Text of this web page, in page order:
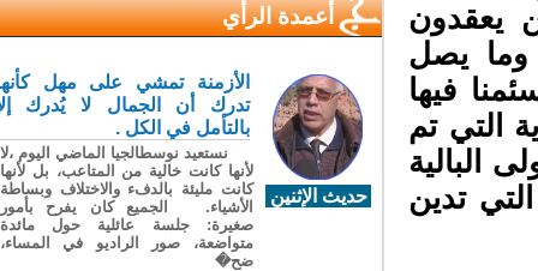
يعقدون
يصل
فيها
التي تم
البالية
تدين
أعمدة الرأي
حديث الإثنين
الأزمنة تمشي على مهل كأنها
تدرك أن الجمال لا يُدرك إلا
بالتأمل في الكل .
نستعيد نوسطالجيا الماضي اليوم ،لا
لأنها كانت خالية من المتاعب، بل لأنها
كانت مليئة بالدفء والاختلاف وبساطة
الأشياء. الجميع كان يفرح بأمور
صغيرة: جلسة عائلية حول مائدة
متواضعة، صور الراديو في المساء،
ضح�